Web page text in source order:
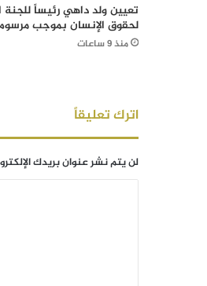
تعيين ولد داهي رئيساً للجنة
لحقوق الإنسان بموجب
منذ 9 ساعات
اترك تعليقاً
لن يتم نشر عنوان بريدك